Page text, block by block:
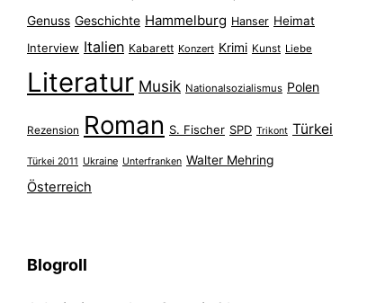
Genuss Geschichte Hammelburg Hanser Heimat
Interview Italien Kabarett Konzert Krimi Kunst Liebe
Literatur Musik Nationalsozialismus Polen
Rezension Roman S. Fischer SPD Trikont Türkei
Türkei 2011 Ukraine Unterfranken Walter Mehring
Österreich
Blogroll